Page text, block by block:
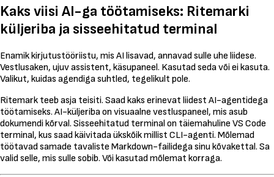
Kaks viisi AI-ga töötamiseks: Ritemarki
küljeriba ja sisseehitatud terminal
Enamik kirjutustööriistu, mis AI lisavad, annavad sulle uhe liidese.
Vestlusaken, ujuv assistent, käsupaneel. Kasutad seda või ei kasuta.
Valikut, kuidas agendiga suhtled, tegelikult pole.
Ritemark teeb asja teisiti. Saad kaks erinevat liidest AI-agentidega
töötamiseks. AI-küljeriba on visuaalne vestluspaneel, mis asub
dokumendi kõrval. Sisseehitatud terminal on täiemahuline VS Code
terminal, kus saad käivitada ükskõik millist CLI-agenti. Mõlemad
töötavad samade tavaliste Markdown-failidega sinu kõvakettal. Sa
valid selle, mis sulle sobib. Või kasutad mõlemat korraga.